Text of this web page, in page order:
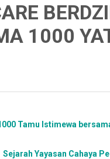
1000
Tamu Istimewa
Sejarah Yayasan Cahaya